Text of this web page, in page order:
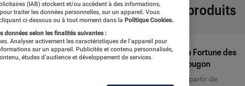
Sélection de produits
La Fortune des
Rougon
À partir de
(IAB) stockent et/ou accèdent à des informations,
traiter les données personnelles, sur un appareil. Vous
ci-dessous ou à tout moment dans la Politique Cookies.
données selon les finalités suivantes :
Analyser activement les caractéristiques de l’appareil pour
sur un appareil. Publicités et contenu personnalisés,
études d’audience et développement de services.